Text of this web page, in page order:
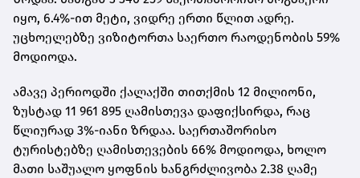
იყო, 6.4%-ით მეტი, ვიდრე ერთი წლით ადრე.
უცხოელებზე ვიზიტორთა საერთო რაოდენობის 59%
მოდიოდა.
ამავე პერიოდში ქალაქში თითქმის 12 მილიონი,
ზუსტად 11 961 895 ღამისთევა დაფიქსირდა, რაც
წლიურად 3%-იანი ზრდაა. საერთაშორისო
ტურისტებზე ღამისთევების 66% მოდიოდა, ხოლო
მათი საშუალო ყოფნის ხანგრძლივობა 2.38 ღამე